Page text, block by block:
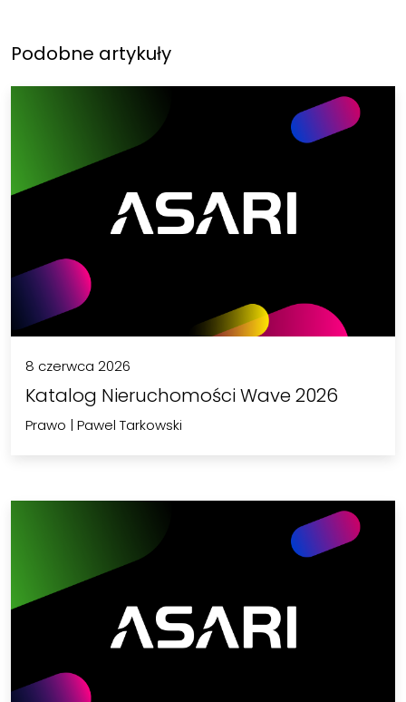
Podobne artykuły
8 czerwca 2026
Katalog Nieruchomości Wave 2026
Prawo | Pawel Tarkowski